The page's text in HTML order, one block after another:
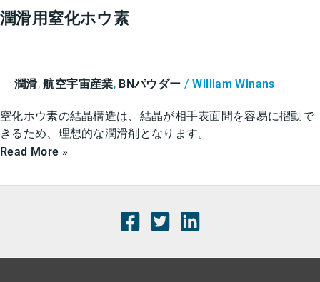
潤滑用窒化ホウ素
潤滑,航空宇宙産業, BNパウダー /William Winans
窒化ホウ素の結晶構造は、結晶が相手表面間を容易に摺動で
きるため、理想的な潤滑剤となります。
用
素
Read More »